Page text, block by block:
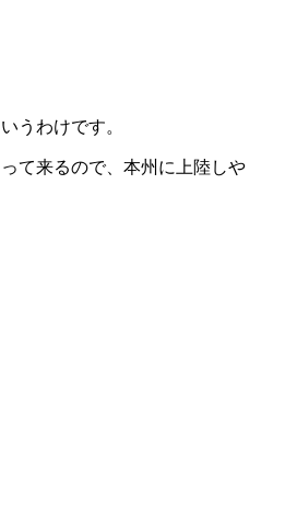
うわけです。
て来るので、本州に上陸しや